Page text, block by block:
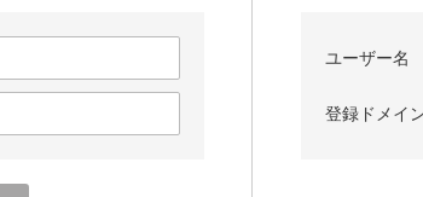
ユーザー名
登録ドメイ